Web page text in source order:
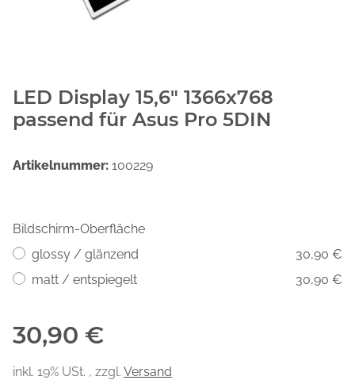
LED Display 15,6" 1366x768
passend für Asus Pro 5DIN
Artikelnummer: 100229
Bildschirm-Oberfläche
glossy / glänzend
30,90 €
matt / entspiegelt
30,90 €
30,90 €
inkl. 19% USt. , zzgl. Versand